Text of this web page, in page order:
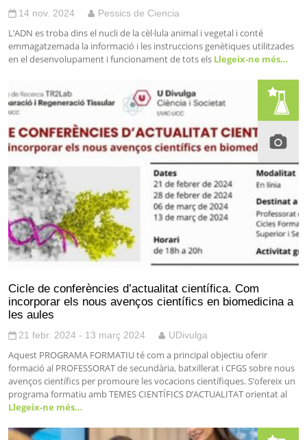
14 nov. 2024 Pessics de Ciencia
L’ADN es troba dins el nucli de la cèl·lula animal i vegetal i conté
emmagatzemada la informació i les instruccions genètiques utilitzades
en el desenvolupament i funcionament de tots els Llegeix-ne més…
Cicle de conferències d’actualitat científica. Com
incorporar els nous avenços científics en biomedicina a
les aules
21 febr. 2024 - 13 març 2024 UDivulga
Aquest PROGRAMA FORMATIU té com a principal objectiu oferir
formació al PROFESSORAT de secundària, batxillerat i CFGS sobre nous
avenços científics per promoure les vocacions científiques. S’ofereix un
programa formatiu amb TEMES CIENTÍFICS D’ACTUALITAT orientat al
Llegeix-ne més…